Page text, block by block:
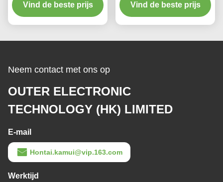
high stability and high
pressure resistance
Vind de beste prijs
60HZ
Vind de beste prijs
Neem contact met ons op
OUTER ELECTRONIC
TECHNOLOGY (HK) LIMITED
E-mail
Hontai.kamui@vip.163.com
Werktijd